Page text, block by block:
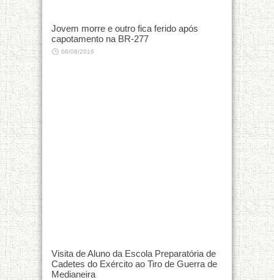
Jovem morre e outro fica ferido após
capotamento na BR-277
06/08/2016
Visita de Aluno da Escola Preparatória de
Cadetes do Exército ao Tiro de Guerra de
Medianeira